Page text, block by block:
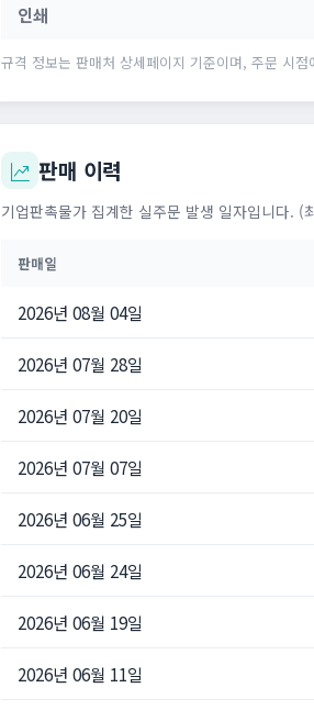
인쇄
규격 정보는 판매처 상세페이지 기준이며, 주문 시
판매 이력
기업판촉물가 집계한 실주문 발생 일자입니다.
판매일
2026년 08월 04일
2026년 07월 28일
2026년 07월 20일
2026년 07월 07일
2026년 06월 25일
2026년 06월 24일
2026년 06월 19일
2026년 06월 11일